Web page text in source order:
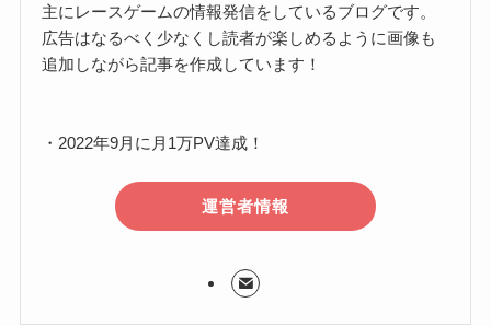
主にレースゲームの情報発信をしているブログです。
広告はなるべく少なくし読者が楽しめるように画像も
追加しながら記事を作成しています！
・2022年9月に月1万PV達成！
運営者情報